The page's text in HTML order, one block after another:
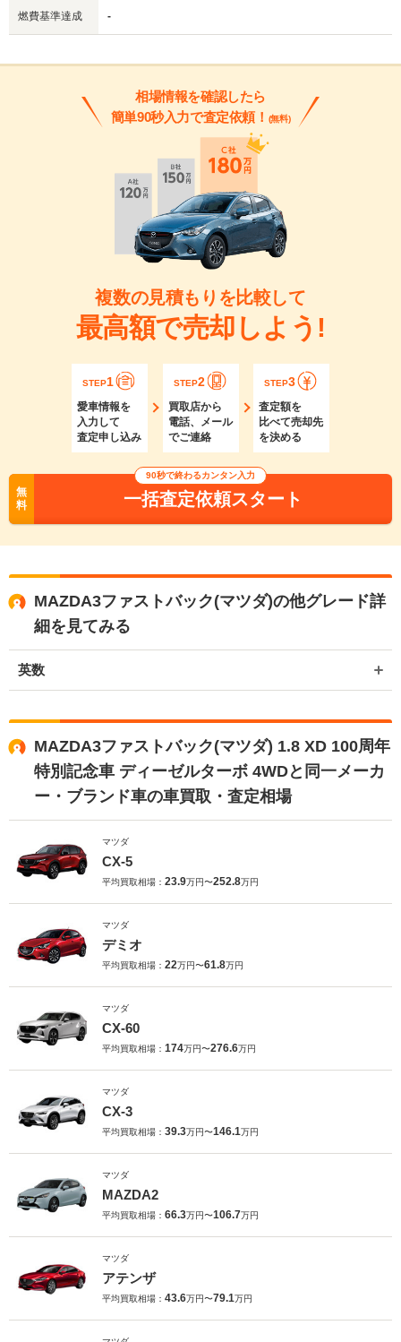
燃費基準達成 -
相場情報を確認したら
簡単90秒入力で査定依頼！ (無料)
複数の見積もりを比較して
最高額で売却しよう!
STEP1
愛車情報を
入力して
査定申し込み
STEP2
買取店から
電話、メール
でご連絡
STEP3
査定額を
比べて売却先
を決める
無
料
90秒で終わるカンタン入力
一括査定依頼スタート
MAZDA3ファストバック(マツダ)の他グレード詳
細を見てみる
英数
MAZDA3ファストバック(マツダ) 1.8 XD 100周年
特別記念車 ディーゼルターボ 4WDと同一メーカ
ー・ブランド車の車買取・査定相場
マツダ
CX-5
平均買取相場： 23.9万円〜252.8万円
マツダ
デミオ
平均買取相場： 22万円〜61.8万円
マツダ
CX-60
平均買取相場： 174万円〜276.6万円
マツダ
CX-3
平均買取相場： 39.3万円〜146.1万円
マツダ
MAZDA2
平均買取相場： 66.3万円〜106.7万円
マツダ
アテンザ
平均買取相場： 43.6万円〜79.1万円